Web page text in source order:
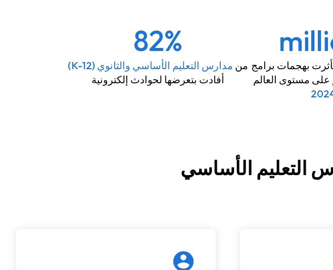
بهجمات برامج
على مستوى العالم
82%
من مدارس التعليم الأساسي والثانوي (K-12)
أفادت بتعرضها لحوادث إلكترونية
التعليم الأساسي